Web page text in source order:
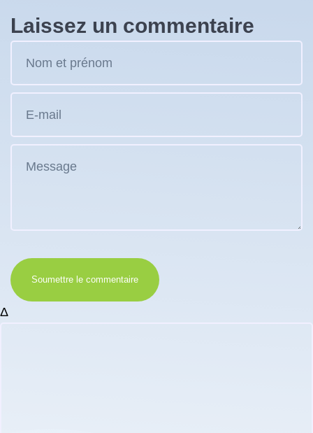
Laissez un commentaire
Soumettre le commentaire
Δ